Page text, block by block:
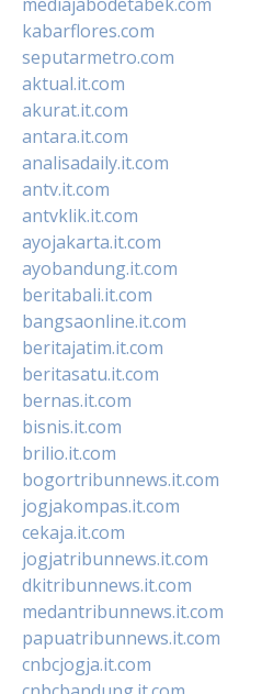
kabarflores.com
seputarmetro.com
aktual.it.com
akurat.it.com
antara.it.com
analisadaily.it.com
antv.it.com
antvklik.it.com
ayojakarta.it.com
ayobandung.it.com
beritabali.it.com
bangsaonline.it.com
beritajatim.it.com
beritasatu.it.com
bernas.it.com
bisnis.it.com
brilio.it.com
bogortribunnews.it.com
jogjakompas.it.com
cekaja.it.com
jogjatribunnews.it.com
dkitribunnews.it.com
medantribunnews.it.com
papuatribunnews.it.com
cnbcjogja.it.com